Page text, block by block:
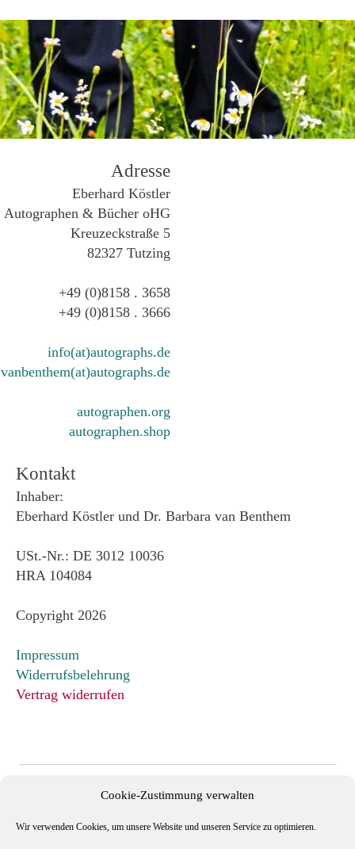
Cookie-Zustimmung verwalten
Wir verwenden Cookies, um unsere Website und unseren Service zu optimieren.
Adresse
Eberhard Köstler
Autographen & Bücher oHG
Kreuzeckstraße 5
82327 Tutzing
+49 (0)8158 . 3658
+49 (0)8158 . 3666
info(at)autographs.de
vanbenthem(at)autographs.de
autographen.org
autographen.shop
Kontakt
Inhaber:
Eberhard Köstler und Dr. Barbara van Benthem
USt.-Nr.: DE 3012 10036
HRA 104084
Copyright 2026
Impressum
Widerrufsbelehrung
Vertrag widerrufen